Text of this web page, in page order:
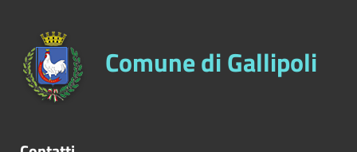
Comune di Gallipoli